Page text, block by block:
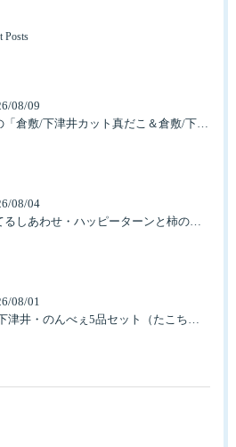
Posts
08/09
人気の「倉敷/下津井カット真だこ＆倉敷/下津井産真だこ唐揚げ・セット」簡単に食べれますよ。
08/04
ツイてるしあわせ・ハッピーターンと柿の種とそふとわかめふりかけとタコふりかけ・ハッピーコラボレーション
08/01
倉敷/下津井・のんべぇ5品セット（たこちく、たこ玉、味付のり、串酢だこ、味付けけやわらか真だこチーズ）3歳のお子様も大好きなんですよ。